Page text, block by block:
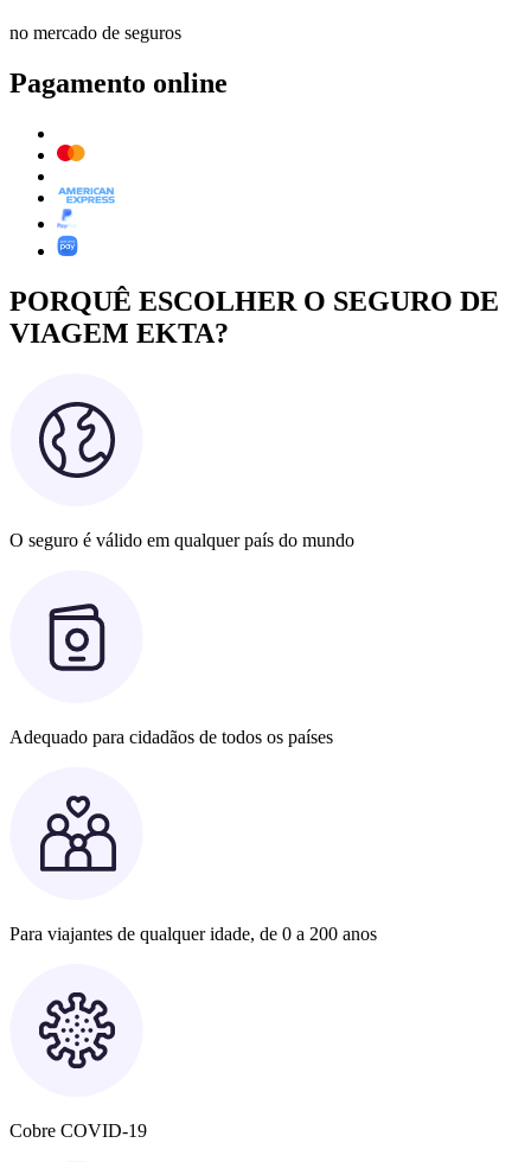
no mercado de seguros
Pagamento online
PORQUÊ ESCOLHER O SEGURO DE
VIAGEM EKTA?
O seguro é válido em qualquer país do mundo
Adequado para cidadãos de todos os países
Para viajantes de qualquer idade, de 0 a 200 anos
Cobre COVID-19